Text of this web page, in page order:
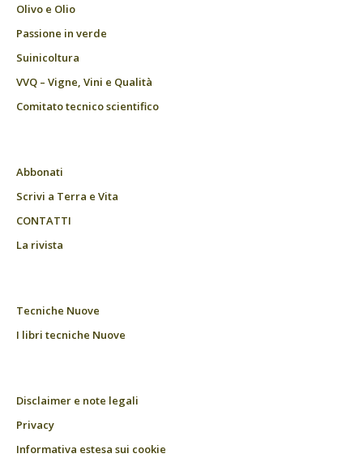
Olivo e Olio
Passione in verde
Suinicoltura
VVQ – Vigne, Vini e Qualità
Comitato tecnico scientifico
Abbonati
Scrivi a Terra e Vita
CONTATTI
La rivista
Tecniche Nuove
I libri tecniche Nuove
Disclaimer e note legali
Privacy
Informativa estesa sui cookie